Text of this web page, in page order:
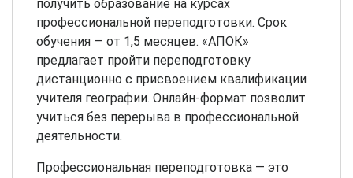
получить образование на курсах
профессиональной переподготовки. Срок
обучения — от 1,5 месяцев. «АПОК»
предлагает пройти переподготовку
дистанционно с присвоением квалификации
учителя географии. Онлайн-формат позволит
учиться без перерыва в профессиональной
деятельности.
Профессиональная переподготовка — это